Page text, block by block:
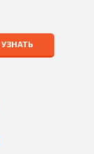
УЗНАТЬ